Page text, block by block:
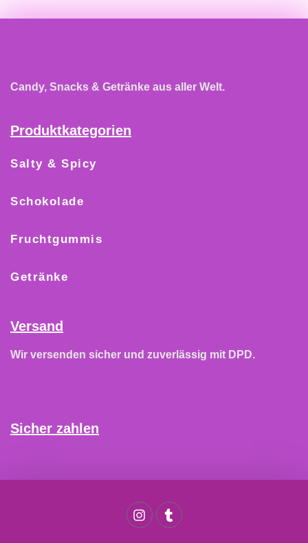
Candy, Snacks & Getränke aus aller Welt.
Produktkategorien
Salty & Spicy
Schokolade
Fruchtgummis
Getränke
Versand
Wir versenden sicher und zuverlässig mit DPD.
Sicher zahlen